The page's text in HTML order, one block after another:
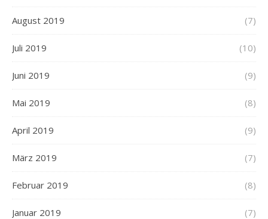
August 2019 (7)
Juli 2019 (10)
Juni 2019 (9)
Mai 2019 (8)
April 2019 (9)
März 2019 (7)
Februar 2019 (8)
Januar 2019 (7)